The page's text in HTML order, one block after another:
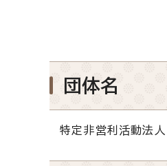
団体名
特定非営利活動法